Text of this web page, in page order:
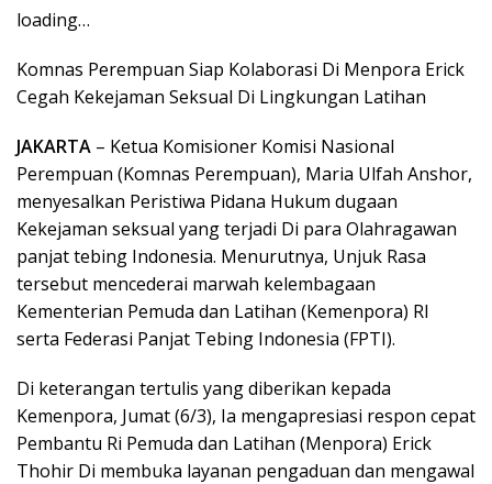
loading…
Komnas Perempuan Siap Kolaborasi Di Menpora Erick
Cegah Kekejaman Seksual Di Lingkungan Latihan
JAKARTA – Ketua Komisioner Komisi Nasional
Perempuan (Komnas Perempuan), Maria Ulfah Anshor,
menyesalkan Peristiwa Pidana Hukum dugaan
Kekejaman seksual yang terjadi Di para Olahragawan
panjat tebing Indonesia. Menurutnya, Unjuk Rasa
tersebut mencederai marwah kelembagaan
Kementerian Pemuda dan Latihan (Kemenpora) RI
serta Federasi Panjat Tebing Indonesia (FPTI).
Di keterangan tertulis yang diberikan kepada
Kemenpora, Jumat (6/3), Ia mengapresiasi respon cepat
Pembantu Ri Pemuda dan Latihan (Menpora) Erick
Thohir Di membuka layanan pengaduan dan mengawal